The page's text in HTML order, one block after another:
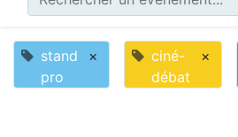
stand
pro
×
ciné-
débat
×